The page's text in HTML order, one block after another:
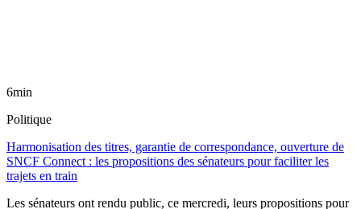
6min
Politique
Harmonisation des titres, garantie de correspondance, ouverture de
SNCF Connect : les propositions des sénateurs pour faciliter les
trajets en train
Les sénateurs ont rendu public, ce mercredi, leurs propositions pour